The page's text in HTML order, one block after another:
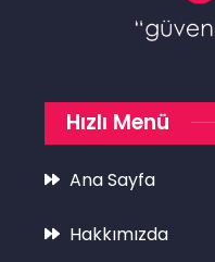
Hızlı Menü
Ana Sayfa
Hakkımızda